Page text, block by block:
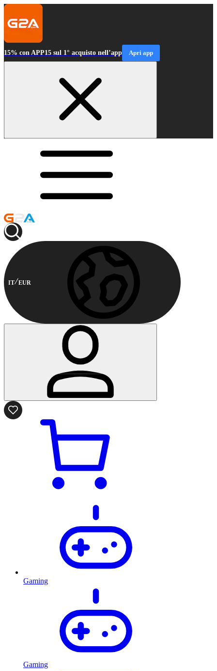
15% con APP15 sul 1° acquisto nell’app Apri app
IT EUR
Gaming
Gaming